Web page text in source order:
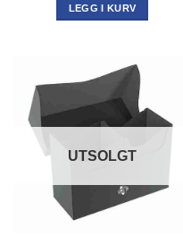
LEGG I KURV
UTSOLGT